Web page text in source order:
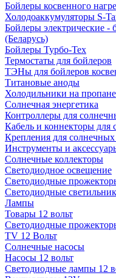
Бойлеры косвенного
Холодоаккумуляторы S-
Бойлеры электрические -
(Беларусь)
Бойлеры Турбо-Тех
Термостаты для бойлеров
ТЭНы для бойлеров
Титановые аноды
Холодильники на пропане
Солнечная энергетика
Контроллеры для
Кабель и коннекторы для
Крепления для солнечных
Инструменты и
Солнечные коллекторы
Светодиодное освещение
Светодиодные
Светодиодные
Лампы
Товары 12 вольт
Светодиодные
TV 12 Вольт
Солнечные насосы
Насосы 12 вольт
Светодиодные лампы 12